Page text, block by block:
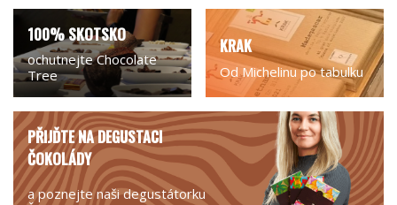
100% SKOTSKO
ochutnejte Chocolate
Tree
KRAK
Od Michelinu po tabulku
PŘIJĎTE NA DEGUSTACI
ČOKOLÁDY
a poznejte naši degustátorku